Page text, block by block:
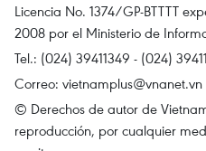
Licencia No. 1374/GP-BTTTT
2008 por el Ministerio de
Tel.: (024) 39411349 - (024)
Correo: vietnamplus@vnanet.vn
© Derechos de autor de
reproducción, por cualquier